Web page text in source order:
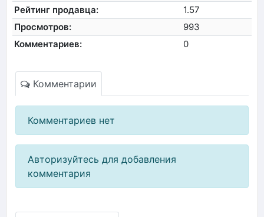
Рейтинг продавца:
1.57
Просмотров:
993
Комментариев:
0
Комментарии
Комментариев нет
Авторизуйтесь для добавления
комментария